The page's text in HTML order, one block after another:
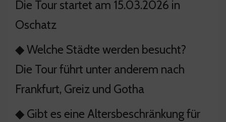
Die Tour startet am 15.03.2026 in
Oschatz
◆ Welche Städte werden besucht?
Die Tour führt unter anderem nach
Frankfurt, Greiz und Gotha
◆ Gibt es eine Altersbeschränkung für